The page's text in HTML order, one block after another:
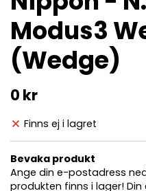
Modus3
(Wedge)
0 kr
Finns ej i lagret
Bevaka produkt
Ange din e-postadress
produkten finns i lager!